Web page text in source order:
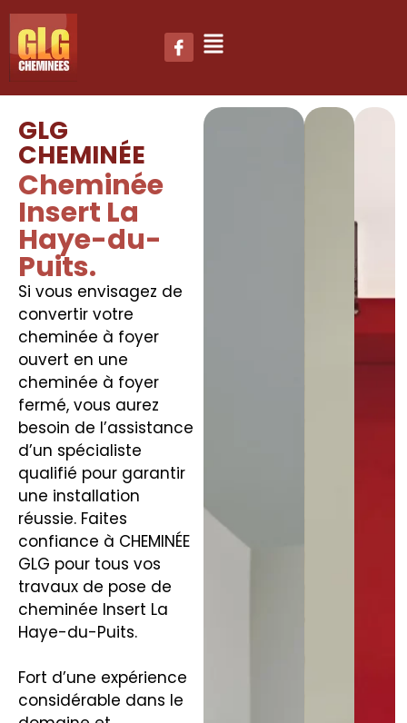
GLG
CHEMINÉE
Cheminée
Insert La
Haye-du-
Puits.
Si vous envisagez de
convertir votre
cheminée à foyer
ouvert en une
cheminée à foyer
fermé, vous aurez
besoin de l’assistance
d’un spécialiste
qualifié pour garantir
une installation
réussie. Faites
confiance à CHEMINÉE
GLG pour tous vos
travaux de pose de
cheminée Insert La
Haye-du-Puits.
Fort d’une expérience
considérable dans le